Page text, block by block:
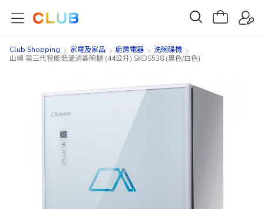
Club Shopping 家電及家品 廚房電器
洗碗碟機
山崎 第三代智能低溫消毒碗櫃 (44公升) SKDS538 (黑色/白色)